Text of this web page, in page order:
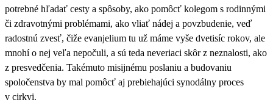
potrebné hľadať cesty a spôsoby, ako pomôcť kolegom s rodinnými
či zdravotnými problémami, ako vliať nádej a povzbudenie, veď
radostnú zvesť, čiže evanjelium tu už máme vyše dvetisíc rokov, ale
mnohí o nej veľa nepočuli, a sú teda neveriaci skôr z neznalosti, ako
z presvedčenia. Takémuto misijnému poslaniu a budovaniu
spoločenstva by mal pomôcť aj prebiehajúci synodálny proces
v cirkvi.